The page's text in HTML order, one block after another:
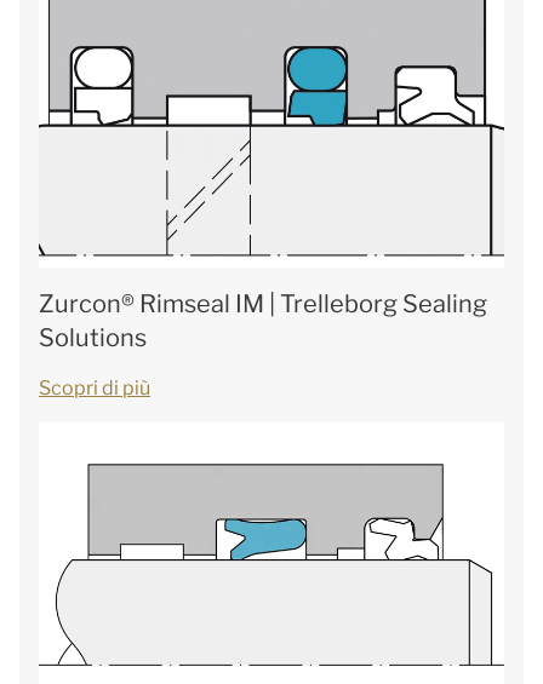
Zurcon® Rimseal IM | Trelleborg Sealing
Solutions
Scopri di più